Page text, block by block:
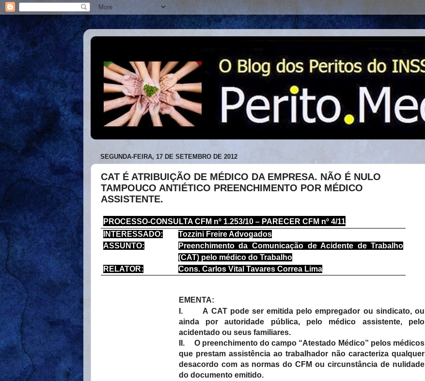
SEGUNDA-FEIRA, 17 DE SETEMBRO DE 2012
CAT É ATRIBUIÇÃO DE MÉDICO DA EMPRESA. NÃO É NULO
TAMPOUCO ANTIÉTICO PREENCHIMENTO POR MÉDICO
ASSISTENTE.
PROCESSO-CONSULTA CFM nº 1.253/10 – PARECER CFM nº 4/11
INTERESSADO:
Tozzini Freire Advogados
ASSUNTO:
Preenchimento da Comunicação de Acidente de Trabalho
(CAT) pelo médico do Trabalho
RELATOR:
Cons. Carlos Vital Tavares Correa Lima
EMENTA:
I.
A CAT pode ser emitida pelo empregador ou sindicato, ou
ainda por autoridade pública, pelo médico assistente, pelo
acidentado ou seus familiares.
II.
O preenchimento do campo “Atestado Médico” pelos médicos
que prestam assistência ao trabalhador não caracteriza qualquer
desacordo com as normas do CFM ou circunstância de nulidade
do documento emitido.